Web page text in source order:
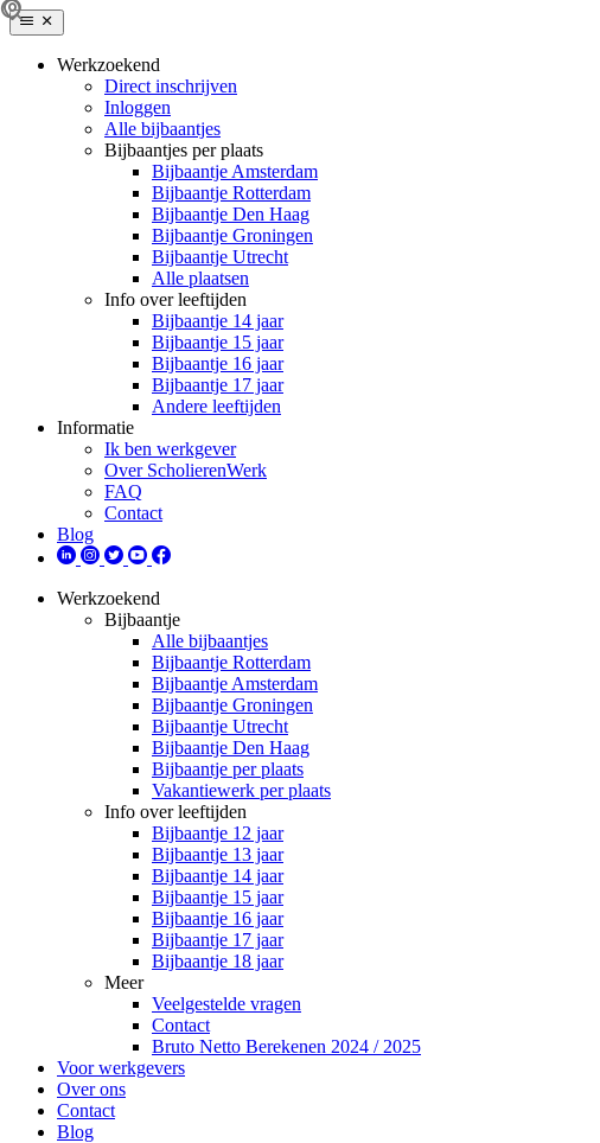
Werkzoekend
Direct inschrijven
Inloggen
Alle bijbaantjes
Bijbaantjes per plaats
Bijbaantje Amsterdam
Bijbaantje Rotterdam
Bijbaantje Den Haag
Bijbaantje Groningen
Bijbaantje Utrecht
Alle plaatsen
Info over leeftijden
Bijbaantje 14 jaar
Bijbaantje 15 jaar
Bijbaantje 16 jaar
Bijbaantje 17 jaar
Andere leeftijden
Informatie
Ik ben werkgever
Over ScholierenWerk
FAQ
Contact
Blog
Werkzoekend
Bijbaantje
Alle bijbaantjes
Bijbaantje Rotterdam
Bijbaantje Amsterdam
Bijbaantje Groningen
Bijbaantje Utrecht
Bijbaantje Den Haag
Bijbaantje per plaats
Vakantiewerk per plaats
Info over leeftijden
Bijbaantje 12 jaar
Bijbaantje 13 jaar
Bijbaantje 14 jaar
Bijbaantje 15 jaar
Bijbaantje 16 jaar
Bijbaantje 17 jaar
Bijbaantje 18 jaar
Meer
Veelgestelde vragen
Contact
Bruto Netto Berekenen 2024 / 2025
Voor werkgevers
Over ons
Contact
Blog